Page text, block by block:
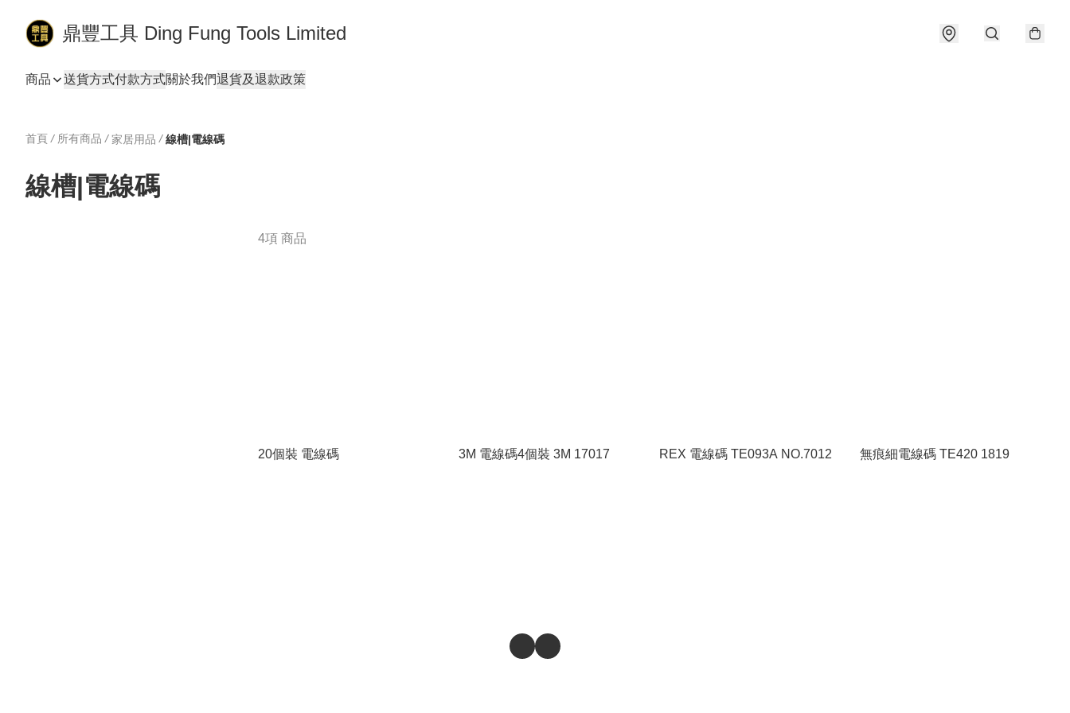
鼎豐工具 Ding Fung Tools Limited
商品 送貨方式付款方式關於我們退貨及退款政策
首頁 / 所有商品 / 家居用品 / 線槽|電線碼
線槽|電線碼
4項 商品
20個裝 電線碼 3M 電線碼4個裝 3M 17017 REX 電線碼 TE093A NO.7012 無痕細電線碼 TE420 1819